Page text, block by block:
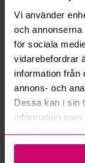
Vi använder
och
för sociala
vidarebefordrar
information från
annons- och
Dessa kan i sin
information
Kan ni frakta
Mer från
Oanvänd